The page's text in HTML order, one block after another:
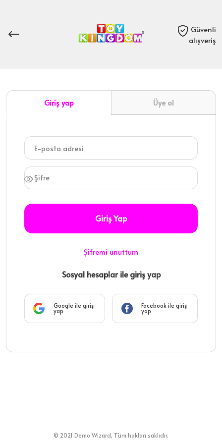
Güvenli
alışveriş
Giriş yap Üye ol
Giriş Yap
Şifremi unuttum
Sosyal hesaplar ile giriş yap
Google ile giriş
yap
Facebook ile giriş
yap
© 2021 Demo Wizard, Tüm hakları saklıdır.